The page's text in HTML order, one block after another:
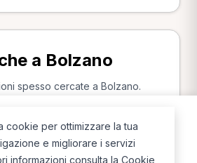
a Bolzano
spesso cercate a Bolzano.
Posturologo a Bolzano
cookie per ottimizzare la tua
e migliorare i servizi
informazioni consulta la Cookie